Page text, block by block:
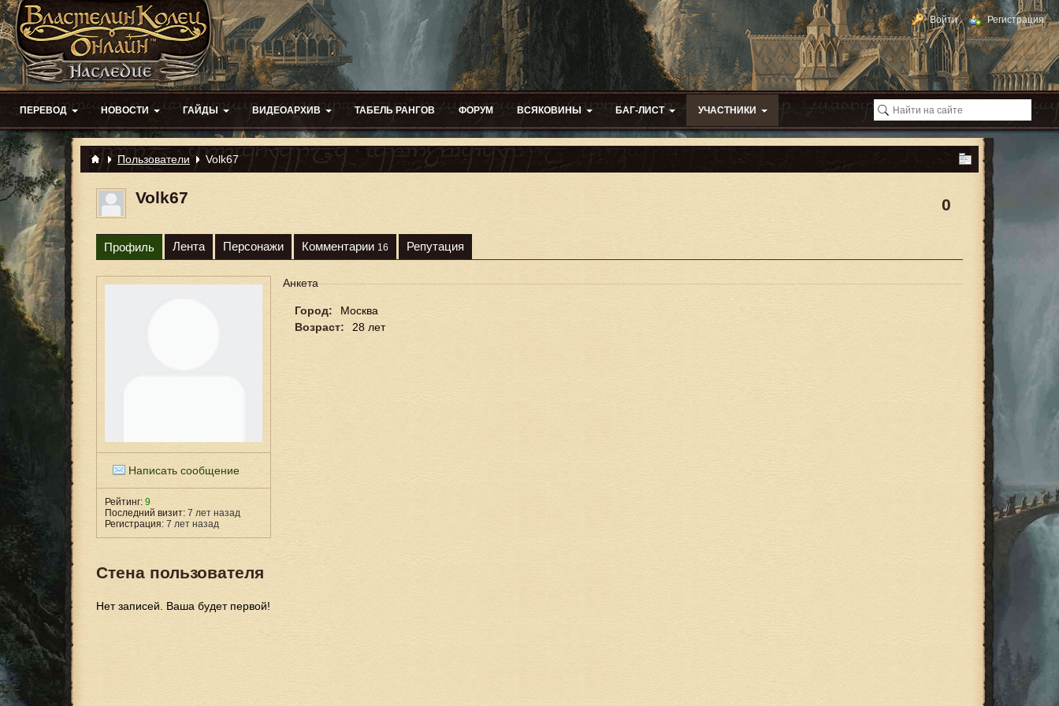
Войти Регистрация
ПЕРЕВОД НОВОСТИ ГАЙДЫ ВИДЕОАРХИВ ТАБЕЛЬ РАНГОВ ФОРУМ ВСЯКОВИНЫ БАГ-ЛИСТ УЧАСТНИКИ
Пользователи Volk67
0
Volk67
Профиль Лента Персонажи Комментарии 16 Репутация
Написать сообщение
Рейтинг: 9
Последний визит: 7 лет назад
Регистрация: 7 лет назад
Анкета
Город:
Москва
Возраст:
28 лет
Стена пользователя
Нет записей. Ваша будет первой!